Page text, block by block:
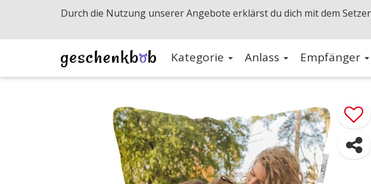
Kategorie Anlass Empfänger
Durch die Nutzung unserer Angebote erklärst du dich mit dem